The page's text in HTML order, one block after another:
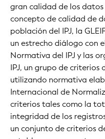
gran calidad de los datos
concepto de calidad de
población del IPJ, la
un estrecho diálogo con
Normativa del IPJ y las
IPJ, un grupo de criterios
utilizando normativa
Internacional de
criterios tales como la
integridad de los
un conjunto de criterios